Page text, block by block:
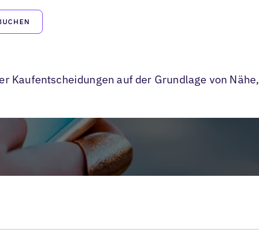
Kaufentscheidungen auf der Grundlage von Nähe,